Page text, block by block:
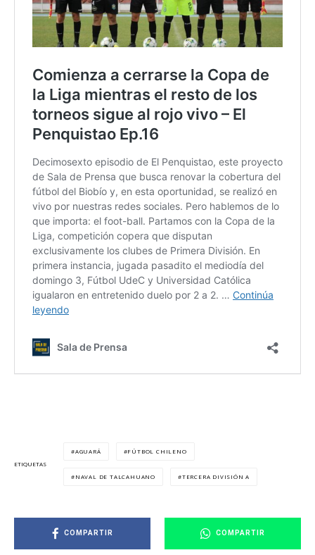
ETIQUETAS
AGUARÁ FÚTBOL CHILENO
NAVAL DE TALCAHUANO TERCERA DIVISIÓN A
COMPARTIR COMPARTIR